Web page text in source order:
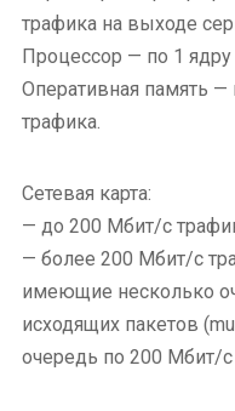
трафика на выходе
Процессор — по 1
Оперативная память
трафика.
Сетевая карта:
— до 200 Мбит/с
— более 200 Мбит/с
имеющие несколько
исходящих пакетов
очередь по 200 Мбит/с